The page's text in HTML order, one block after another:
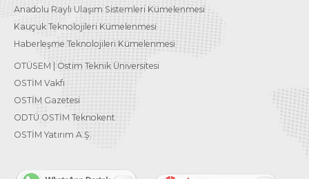
Anadolu Raylı Ulaşım Sistemleri Kümelenmesi
Kauçuk Teknolojileri Kümelenmesi
Haberleşme Teknolojileri Kümelenmesi
OTÜSEM | Ostim Teknik Üniversitesi
OSTİM Vakfı
OSTİM Gazetesi
ODTÜ OSTİM Teknokent
OSTİM Yatırım A.Ş.